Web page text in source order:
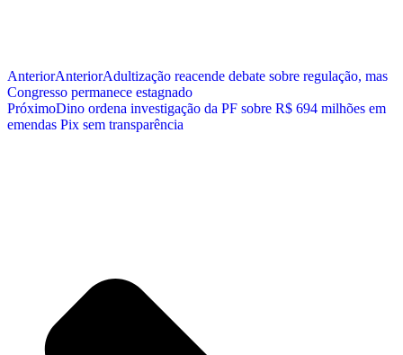
AnteriorAnteriorAdultização reacende debate sobre regulação, mas
Congresso permanece estagnado
PróximoDino ordena investigação da PF sobre R$ 694 milhões em
emendas Pix sem transparência